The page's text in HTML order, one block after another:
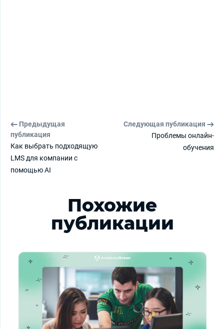
Предыдущая
публикация
Как выбрать подходящую
LMS для компании с
помощью AI
Следующая публикация
Проблемы онлайн-
обучения
Похожие
публикации